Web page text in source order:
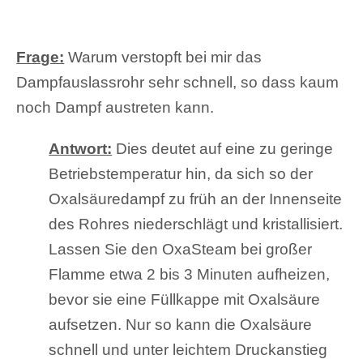
Frage: Warum verstopft bei mir das
Dampfauslassrohr sehr schnell, so dass kaum
noch Dampf austreten kann.
Antwort: Dies deutet auf eine zu geringe
Betriebstemperatur hin, da sich so der
Oxalsäuredampf zu früh an der Innenseite
des Rohres niederschlägt und kristallisiert.
Lassen Sie den OxaSteam bei großer
Flamme etwa 2 bis 3 Minuten aufheizen,
bevor sie eine Füllkappe mit Oxalsäure
aufsetzen. Nur so kann die Oxalsäure
schnell und unter leichtem Druckanstieg